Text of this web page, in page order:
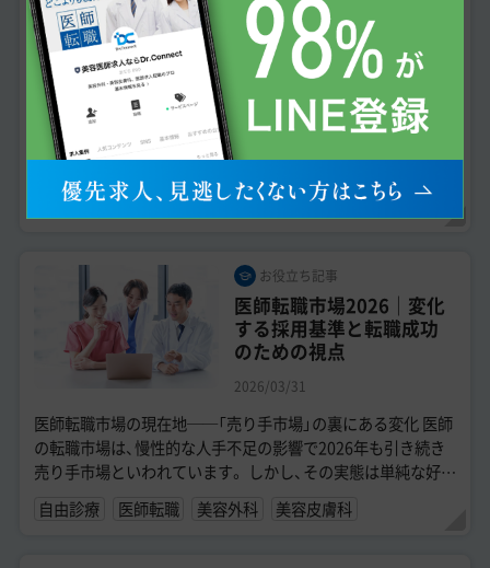
専門のエージェントを選
ぶべき理由
2026/03/31
美容医療へ転職する医師の9割が未経験です。業界の特色を知
るために転職情報収集と戦略が不可欠です。 そこで転職エー
ジェントを活用される医師が多くいらっしゃいます。エージ
ェントに相談することでご自身の考...
自由診療 医師転職 院内見学 美容外科
お役立ち記事
医師転職市場2026｜変化
する採用基準と転職成功
のための視点
2026/03/31
医師転職市場の現在地──「売り手市場」の裏にある変化 医師
の転職市場は、慢性的な人手不足の影響で2026年も引き続き
売り手市場といわれています。 しかし、その実態は単純な好条
件の取り合いとはいえず...
自由診療 医師転職 美容外科 美容皮膚科